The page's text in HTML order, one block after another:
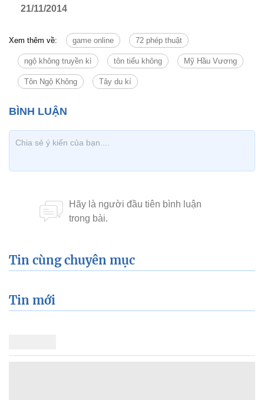
21/11/2014
Xem thêm về: game online 72 phép thuật
ngộ không truyền kì tôn tiểu không Mỹ Hầu Vương
Tôn Ngộ Không Tây du kí
Tin cùng chuyên mục
Tin mới